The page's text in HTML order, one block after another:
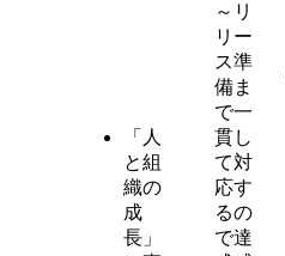
「人
と組
織の
成
長」
～リ
リー
ス準
備ま
で一
貫し
て対
応す
るの
で達